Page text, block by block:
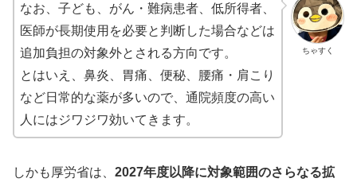
ちゃすく
なお、子ども、がん・難病患者、低所得者、
医師が長期使用を必要と判断した場合などは
追加負担の対象外とされる方向です。
とはいえ、鼻炎、胃痛、便秘、腰痛・肩こり
など日常的な薬が多いので、通院頻度の高い
人にはジワジワ効いてきます。
しかも厚労省は、 2027年度以降に対象範囲のさらなる拡